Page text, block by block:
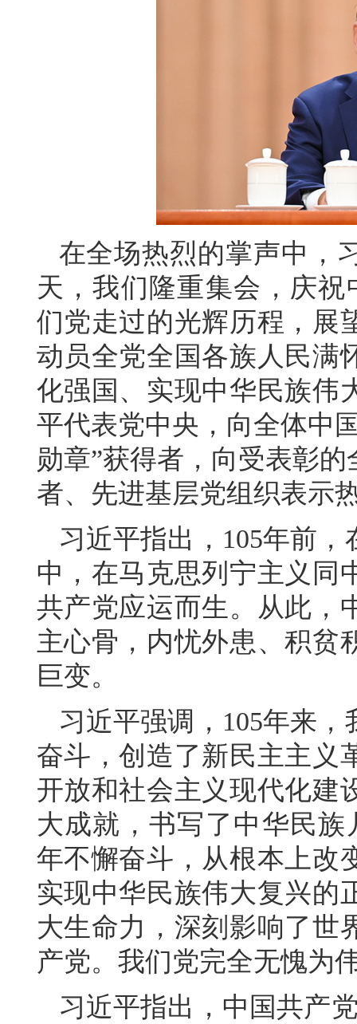
在全场热烈的掌声中，
天，我们隆重集会，庆
们党走过的光辉历程，展
动员全党全国各族人民满
化强国、实现中华民族伟
平代表党中央，向全体中
勋章”获得者，向受表彰
者、先进基层党组织表示
习近平指出，105年前
中，在马克思列宁主义同
共产党应运而生。从此，
主心骨，内忧外患、积贫
巨变。
习近平强调，105年来
奋斗，创造了新民主主义
开放和社会主义现代化建
大成就，书写了中华民
年不懈奋斗，从根本上改
实现中华民族伟大复兴的
大生命力，深刻影响了世
产党。我们党完全无愧为
习近平指出，中国共产